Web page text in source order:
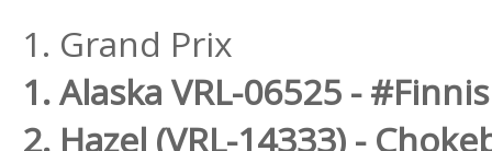
1. Grand Prix
1. Alaska VRL-06525 -
2. Hazel (VRL-14333) -